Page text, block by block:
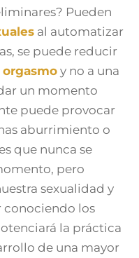
Pueden
al automatizar
se puede reducir
orgasmo y no a una
un momento
puede provocar
aburrimiento o
que nunca se
pero
sexualidad y
conociendo los
la práctica
de una mayor